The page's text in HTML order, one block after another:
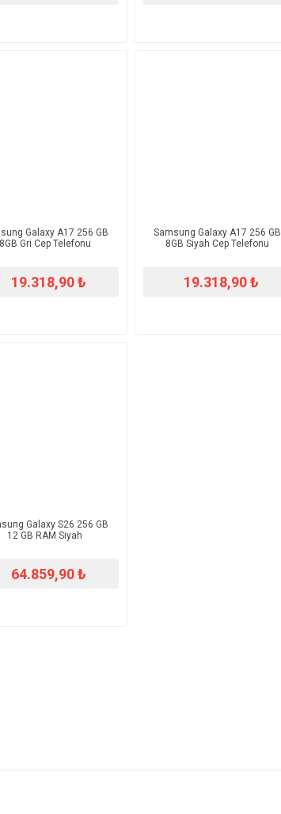
Galaxy A17 256 GB
Gri Cep Telefonu
19.318,90 ₺
Samsung Galaxy A17 256 GB
8GB Siyah Cep Telefonu
19.318,90 ₺
Galaxy S26 256 GB
12 GB RAM Siyah
64.859,90 ₺